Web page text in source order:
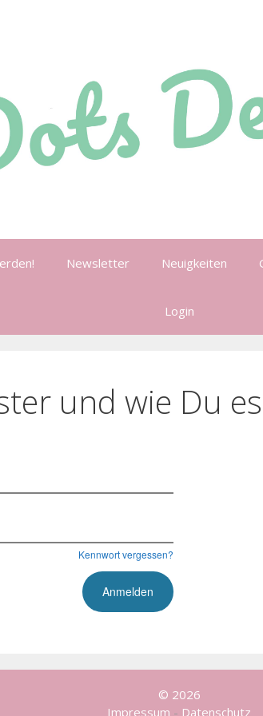
Newsletter Neuigkeiten
Login
und wie Du
Kennwort vergessen?
© 2026
Impressum - Datenschutz